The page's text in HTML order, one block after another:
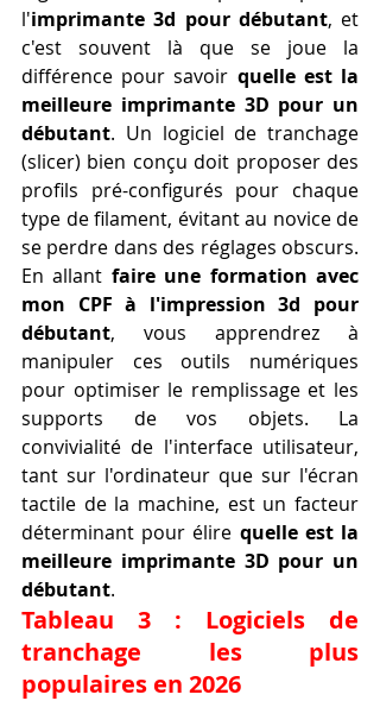
l'imprimante 3d pour débutant, et
c'est souvent là que se joue la
différence pour savoir quelle est la
meilleure imprimante 3D pour un
débutant. Un logiciel de tranchage
(slicer) bien conçu doit proposer des
profils pré-configurés pour chaque
type de filament, évitant au novice de
se perdre dans des réglages obscurs.
En allant faire une formation avec
mon CPF à l'impression 3d pour
débutant, vous apprendrez à
manipuler ces outils numériques
pour optimiser le remplissage et les
supports de vos objets. La
convivialité de l'interface utilisateur,
tant sur l'ordinateur que sur l'écran
tactile de la machine, est un facteur
déterminant pour élire quelle est la
meilleure imprimante 3D pour un
débutant.
Tableau 3 : Logiciels de
tranchage les plus
populaires en 2026